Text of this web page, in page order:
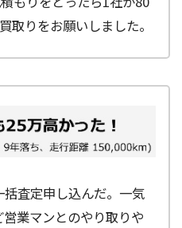
取りをお願いしました。
査定申し込んだ。一気
業マンとのやり取りや